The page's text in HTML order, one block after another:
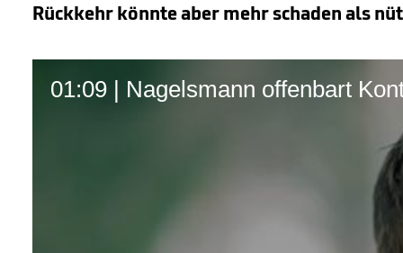
Rückkehr könnte aber mehr schaden als
01:09 | Nagelsmann offenbart